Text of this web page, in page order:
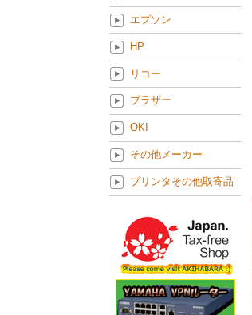
エプソン
HP
リコー
ブラザー
OKI
その他メーカー
プリンタその他取寄品